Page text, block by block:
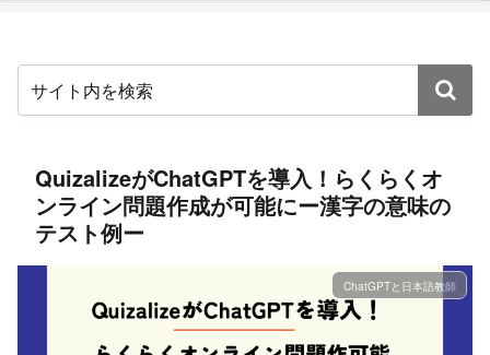
QuizalizeがChatGPTを導入！らくらくオ
ンライン問題作成が可能にー漢字の意味の
テスト例ー
ChatGPTと日本語教師